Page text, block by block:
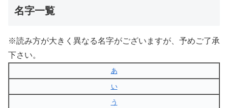
名字一覧
※読み方が大きく異なる名字がございますが、予めご了承
下さい。
あ
い
う